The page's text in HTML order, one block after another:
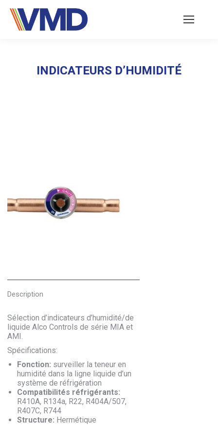
INDICATEURS D’HUMIDITÉ
Description
Sélection d’indicateurs d’humidité/de
liquide Alco Controls de série MIA et
AMI.
Spécifications:
Fonction: surveiller la teneur en
humidité dans la ligne liquide d’un
système de réfrigération
Compatibilités réfrigérants:
R410A, R134a, R22, R404A/507,
R407C, R744
Structure: Hermétique